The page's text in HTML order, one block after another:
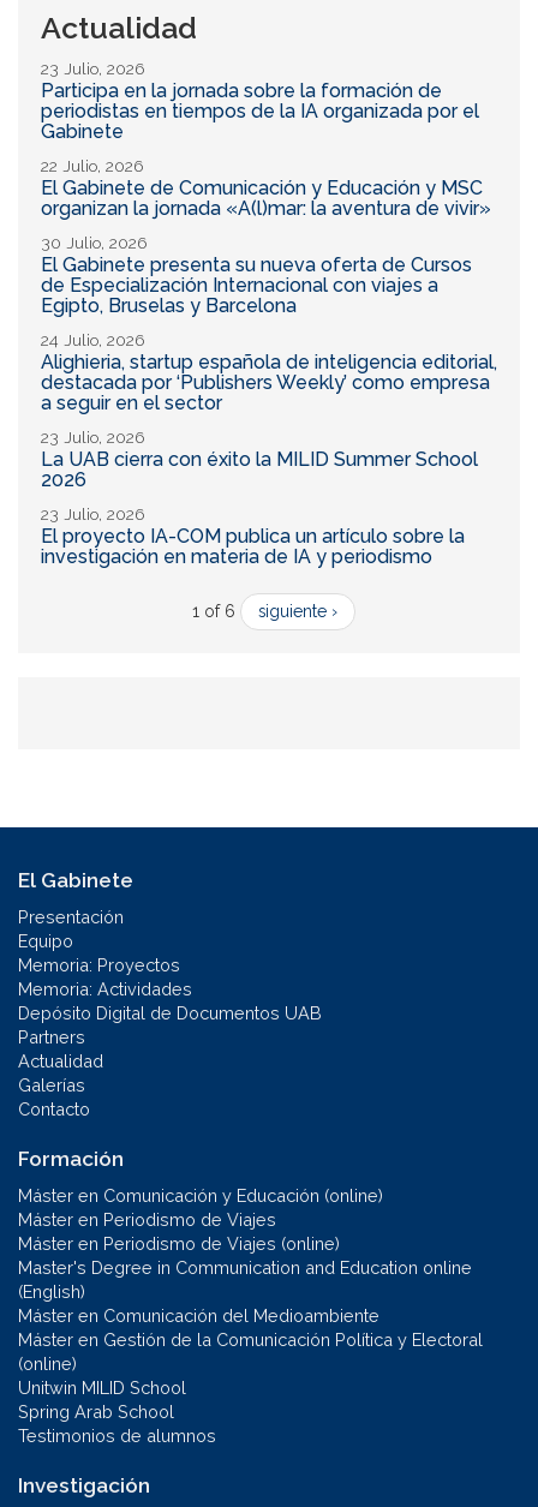
Actualidad
23 Julio, 2026
Participa en la jornada sobre la formación de
periodistas en tiempos de la IA organizada por el
Gabinete
22 Julio, 2026
El Gabinete de Comunicación y Educación y MSC
organizan la jornada «A(l)mar: la aventura de vivir»
30 Julio, 2026
El Gabinete presenta su nueva oferta de Cursos
de Especialización Internacional con viajes a
Egipto, Bruselas y Barcelona
24 Julio, 2026
Alighieria, startup española de inteligencia editorial,
destacada por ‘Publishers Weekly’ como empresa
a seguir en el sector
23 Julio, 2026
La UAB cierra con éxito la MILID Summer School
2026
23 Julio, 2026
El proyecto IA-COM publica un artículo sobre la
investigación en materia de IA y periodismo
1 of 6 siguiente ›
El Gabinete
Presentación
Equipo
Memoria: Proyectos
Memoria: Actividades
Depósito Digital de Documentos UAB
Partners
Actualidad
Galerías
Contacto
Formación
Máster en Comunicación y Educación (online)
Máster en Periodismo de Viajes
Máster en Periodismo de Viajes (online)
Master's Degree in Communication and Education online
(English)
Máster en Comunicación del Medioambiente
Máster en Gestión de la Comunicación Política y Electoral
(online)
Unitwin MILID School
Spring Arab School
Testimonios de alumnos
Investigación